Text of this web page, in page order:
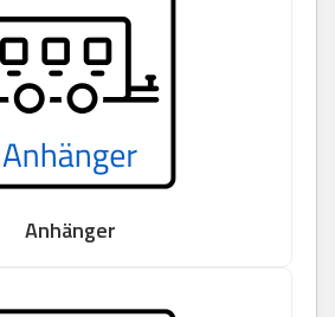
Anhänger